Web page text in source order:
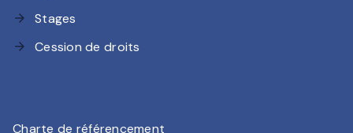
arrow_forward Stages
arrow_forward Cession de droits
Charte de référencement